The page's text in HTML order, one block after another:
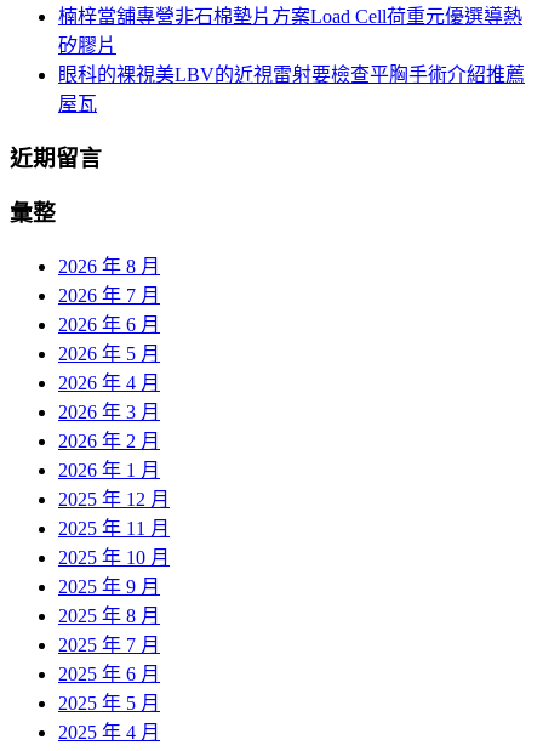
楠梓當舖專營非石棉墊片方案Load Cell荷重元優選導熱
矽膠片
眼科的裸視美LBV的近視雷射要檢查平胸手術介紹推薦
屋瓦
近期留言
彙整
2026 年 8 月
2026 年 7 月
2026 年 6 月
2026 年 5 月
2026 年 4 月
2026 年 3 月
2026 年 2 月
2026 年 1 月
2025 年 12 月
2025 年 11 月
2025 年 10 月
2025 年 9 月
2025 年 8 月
2025 年 7 月
2025 年 6 月
2025 年 5 月
2025 年 4 月